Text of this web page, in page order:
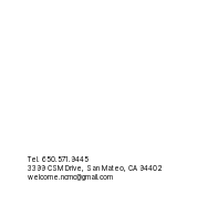
Tel. 650.571.9445
3399 CSM Drive, San Mateo, CA 94402
welcome.ncmc@gmail.com